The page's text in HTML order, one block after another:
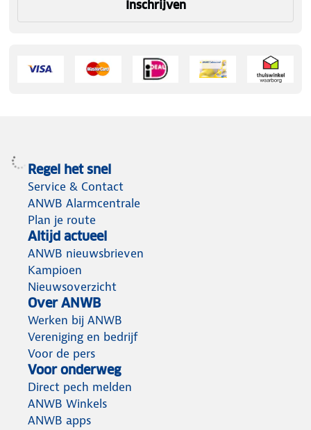
Inschrijven
Regel het snel
Service & Contact
ANWB Alarmcentrale
Plan je route
Altijd actueel
ANWB nieuwsbrieven
Kampioen
Nieuwsoverzicht
Over ANWB
Werken bij ANWB
Vereniging en bedrijf
Voor de pers
Voor onderweg
Direct pech melden
ANWB Winkels
ANWB apps